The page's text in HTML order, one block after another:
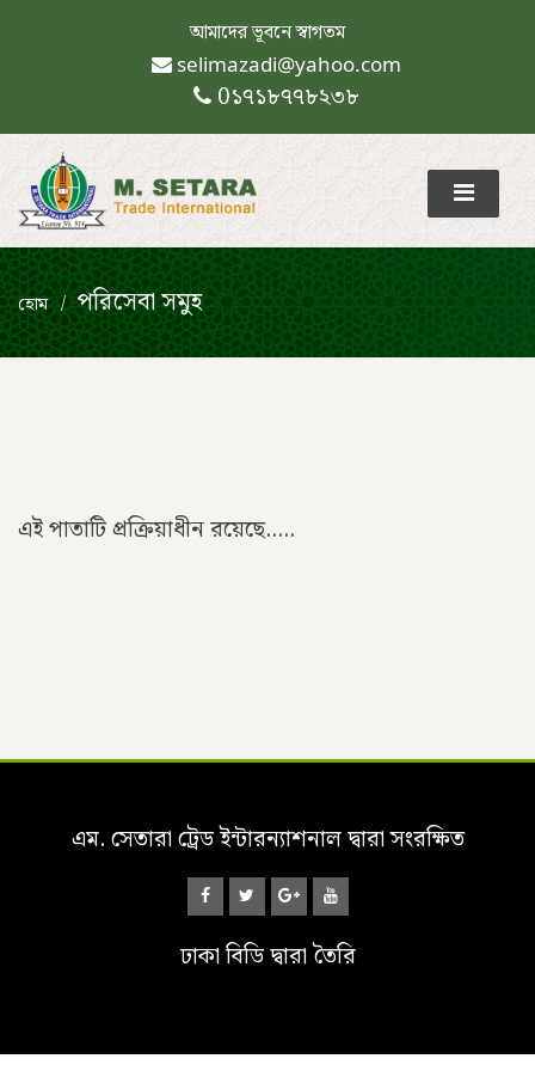
আমাদের ভূবনে স্বাগতম
selimazadi@yahoo.com
0১৭১৮৭৭৮২৩৮
হোম পরিসেবা সমুহ
এই পাতাটি প্রক্রিয়াধীন রয়েছে.....
এম. সেতারা ট্রেড ইন্টারন্যাশনাল দ্বারা সংরক্ষিত
ঢাকা বিডিদ্বারা তৈরি